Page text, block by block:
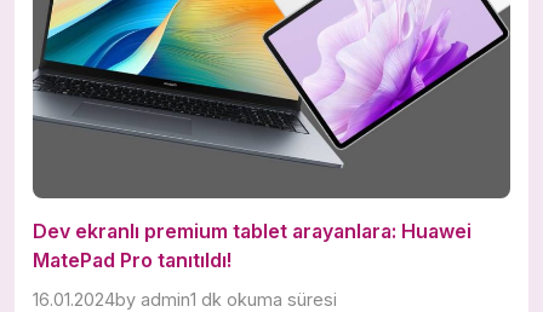
Dev ekranlı premium tablet arayanlara: Huawei
MatePad Pro tanıtıldı!
16.01.2024by admin1 dk okuma süresi